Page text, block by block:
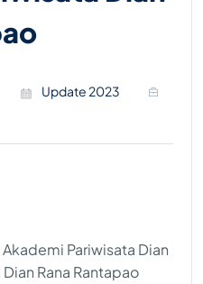
Update 2023
Pariwisata Dian
Rana Rantapao